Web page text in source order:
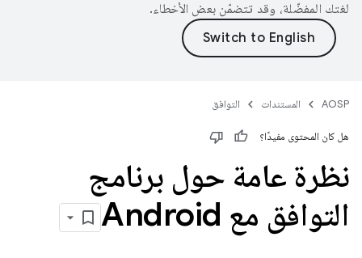
لغتك المفضّلة، وقد تتضمّن بعض الأخطاء.
AOSP المستندات التوافق
هل كان المحتوى مفيدًا؟
نظرة عامة حول برنامج
التوافق مع Android